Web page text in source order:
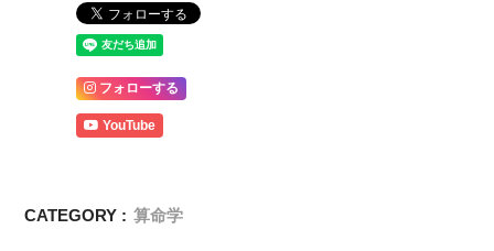
フォローする
YouTube
CATEGORY : 算命学